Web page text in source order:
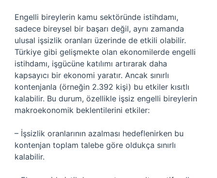
Engelli bireylerin kamu sektöründe istihdamı,
sadece bireysel bir başarı değil, aynı zamanda
ulusal işsizlik oranları üzerinde de etkili olabilir.
Türkiye gibi gelişmekte olan ekonomilerde engelli
istihdamı, işgücüne katılımı artırarak daha
kapsayıcı bir ekonomi yaratır. Ancak sınırlı
kontenjanla (örneğin 2.392 kişi) bu etkiler kısıtlı
kalabilir. Bu durum, özellikle işsiz engelli bireylerin
makroekonomik beklentilerini etkiler:
– İşsizlik oranlarının azalması hedeflenirken bu
kontenjan toplam talebe göre oldukça sınırlı
kalabilir.